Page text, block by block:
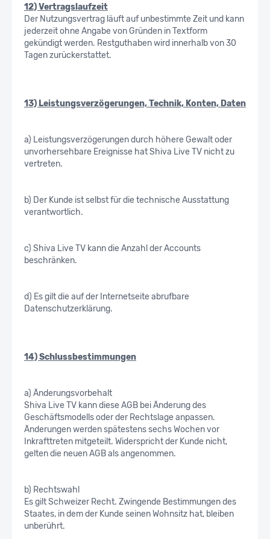
12) Vertragslaufzeit
Der Nutzungsvertrag läuft auf unbestimmte Zeit und kann
jederzeit ohne Angabe von Gründen in Textform
gekündigt werden. Restguthaben wird innerhalb von 30
Tagen zurückerstattet.
13) Leistungsverzögerungen, Technik, Konten, Daten
a) Leistungsverzögerungen durch höhere Gewalt oder
unvorhersehbare Ereignisse hat Shiva Live TV nicht zu
vertreten.
b) Der Kunde ist selbst für die technische Ausstattung
verantwortlich.
c) Shiva Live TV kann die Anzahl der Accounts
beschränken.
d) Es gilt die auf der Internetseite abrufbare
Datenschutzerklärung.
14) Schlussbestimmungen
a) Änderungsvorbehalt
Shiva Live TV kann diese AGB bei Änderung des
Geschäftsmodells oder der Rechtslage anpassen.
Änderungen werden spätestens sechs Wochen vor
Inkrafttreten mitgeteilt. Widerspricht der Kunde nicht,
gelten die neuen AGB als angenommen.
b) Rechtswahl
Es gilt Schweizer Recht. Zwingende Bestimmungen des
Staates, in dem der Kunde seinen Wohnsitz hat, bleiben
unberührt.